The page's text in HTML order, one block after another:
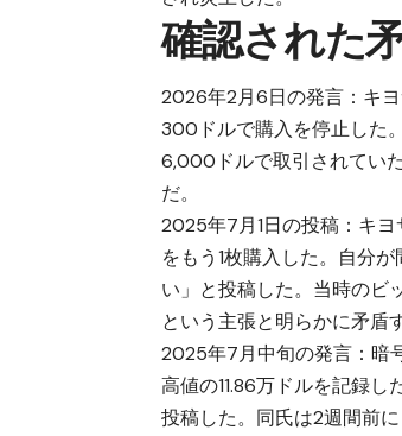
確認された
2026年2月6日の発言：キ
300ドルで購入を停止した
6,000ドルで取引されてい
だ。
2025年7月1日の投稿：キ
をもう1枚購入した。自分
い」と投稿した。当時のビ
という主張と明らかに矛盾
2025年7月中旬の発言：暗
高値の11.86万ドルを記録
投稿した。同氏は2週間前